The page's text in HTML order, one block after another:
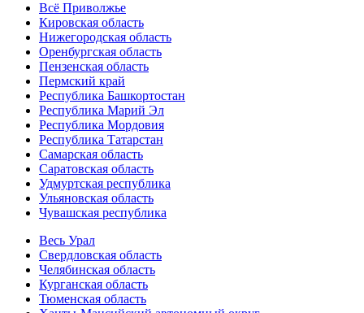
Всё Приволжье
Кировская область
Нижегородская область
Оренбургская область
Пензенская область
Пермский край
Республика Башкортостан
Республика Марий Эл
Республика Мордовия
Республика Татарстан
Самарская область
Саратовская область
Удмуртская республика
Ульяновская область
Чувашская республика
Весь Урал
Свердловская область
Челябинская область
Курганская область
Тюменская область